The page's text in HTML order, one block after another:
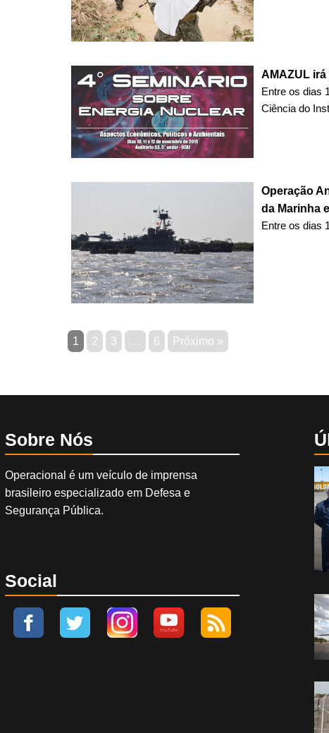
AMAZUL
Entre os dias
Ciência do
Operação
da Marinha
Entre os dias
1 2 3 … 6 Próximo »
Sobre Nós
Operacional é um veículo de imprensa
brasileiro especializado em Defesa e
Segurança Pública.
Social